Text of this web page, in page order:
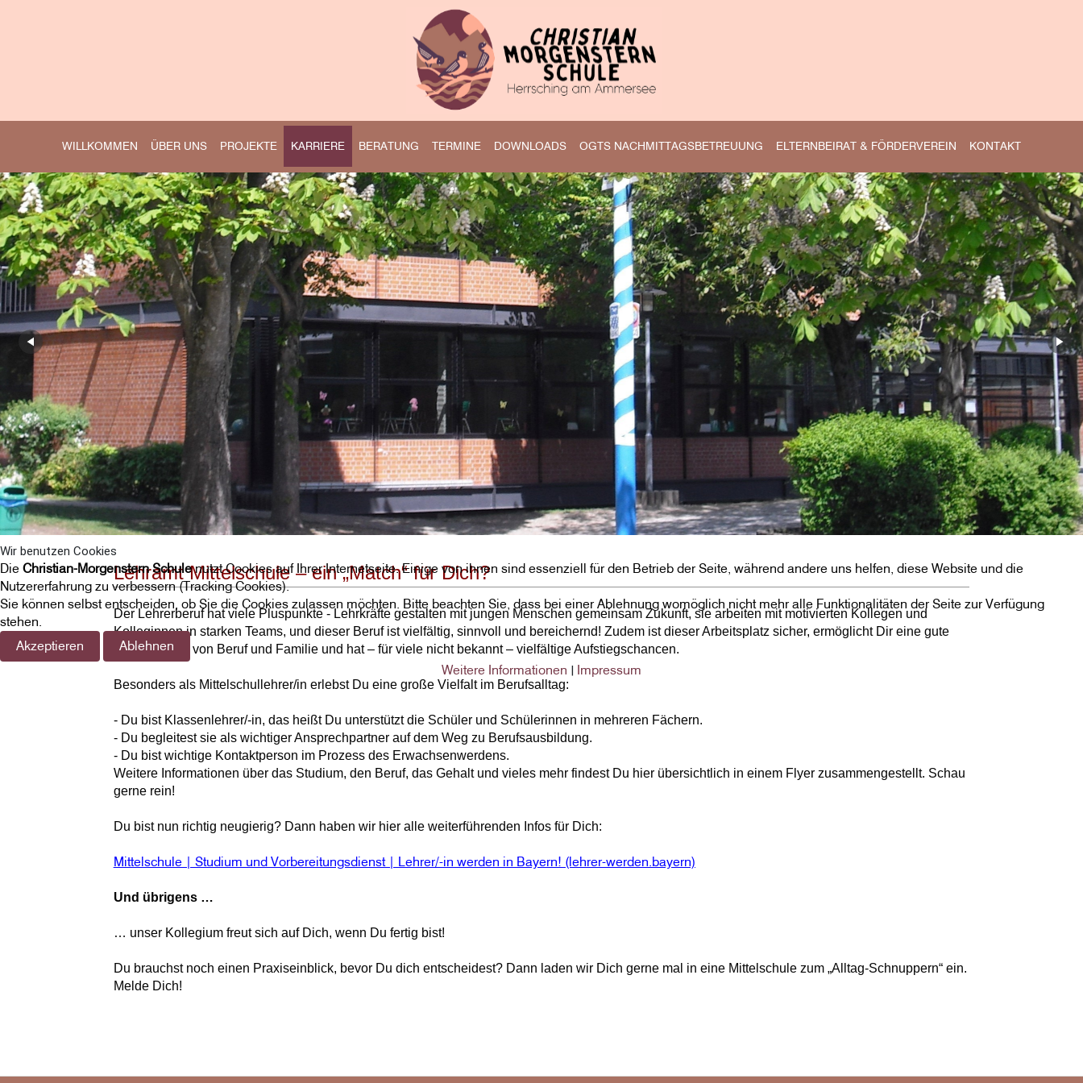
WILLKOMMEN ÜBER UNS PROJEKTE KARRIERE BERATUNG TERMINE DOWNLOADS OGTS NACHMITTAGSBETREUUNG ELTERNBEIRAT & FÖRDERVEREIN KONTAKT
Lehramt Mittelschule – ein „Match“ für Dich?
Der Lehrerberuf hat viele Pluspunkte - Lehrkräfte gestalten mit jungen Menschen gemeinsam Zukunft, sie arbeiten mit motivierten Kollegen und
Kolleginnen in starken Teams, und dieser Beruf ist vielfältig, sinnvoll und bereichernd! Zudem ist dieser Arbeitsplatz sicher, ermöglicht Dir eine gute
Vereinbarkeit von Beruf und Familie und hat – für viele nicht bekannt – vielfältige Aufstiegschancen.
Besonders als Mittelschullehrer/in erlebst Du eine große Vielfalt im Berufsalltag:
- Du bist Klassenlehrer/-in, das heißt Du unterstützt die Schüler und Schülerinnen in mehreren Fächern.
- Du begleitest sie als wichtiger Ansprechpartner auf dem Weg zu Berufsausbildung.
- Du bist wichtige Kontaktperson im Prozess des Erwachsenwerdens.
Weitere Informationen über das Studium, den Beruf, das Gehalt und vieles mehr findest Du hier übersichtlich in einem Flyer zusammengestellt. Schau
gerne rein!
Du bist nun richtig neugierig? Dann haben wir hier alle weiterführenden Infos für Dich:
Mittelschule | Studium und Vorbereitungsdienst | Lehrer/-in werden in Bayern! (lehrer-werden.bayern)
Und übrigens …
… unser Kollegium freut sich auf Dich, wenn Du fertig bist!
Du brauchst noch einen Praxiseinblick, bevor Du dich entscheidest? Dann laden wir Dich gerne mal in eine Mittelschule zum „Alltag-Schnuppern“ ein.
Melde Dich!
Wir benutzen Cookies
Die Christian-Morgenstern Schulenutzt Cookies auf Ihrer Internetseite. Einige von ihnen sind essenziell für den Betrieb der Seite, während andere uns helfen, diese Website und die
Nutzererfahrung zu verbessern (Tracking Cookies).
Sie können selbst entscheiden, ob Sie die Cookies zulassen möchten. Bitte beachten Sie, dass bei einer Ablehnung womöglich nicht mehr alle Funktionalitäten der Seite zur Verfügung
stehen.
Akzeptieren
Ablehnen
Weitere Informationen | Impressum